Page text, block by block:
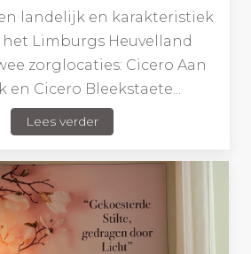
landelijk en karakteristiek
Limburgs Heuvelland
zorglocaties: Cicero Aan
en Cicero Bleekstaete...
Lees verder